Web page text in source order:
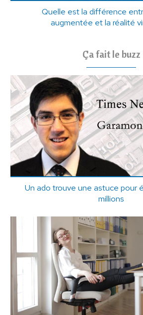
Quelle est la différence
augmentée et la réalité
Ça fait le buzz
Un ado trouve une astuce pour
millions